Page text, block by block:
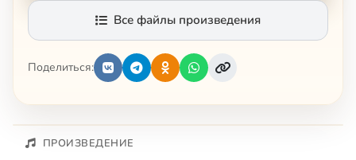
Все файлы произведения
Поделиться:
ПРОИЗВЕДЕНИЕ